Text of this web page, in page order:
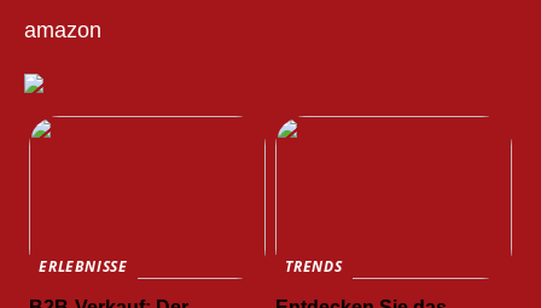
amazon
ERLEBNISSE
TRENDS